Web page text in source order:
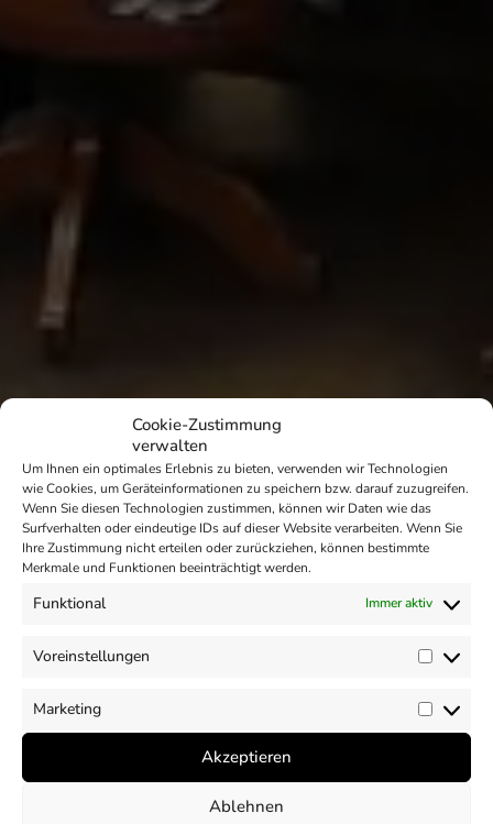
Cookie-Zustimmung
verwalten
Um Ihnen ein optimales Erlebnis zu bieten, verwenden wir Technologien
wie Cookies, um Geräteinformationen zu speichern bzw. darauf zuzugreifen.
Wenn Sie diesen Technologien zustimmen, können wir Daten wie das
Surfverhalten oder eindeutige IDs auf dieser Website verarbeiten. Wenn Sie
Ihre Zustimmung nicht erteilen oder zurückziehen, können bestimmte
Merkmale und Funktionen beeinträchtigt werden.
Funktional Immer aktiv
Voreinstellungen
Marketing
Akzeptieren
Ablehnen
Einblicke
Unser CSR und ESG
Blog